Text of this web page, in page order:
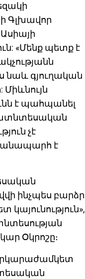
Գլխավոր
«Մենք պետք է
նաև գյուղական
է պահպանել
չէ
է
ինչպես բարձր
Օկրոշը։